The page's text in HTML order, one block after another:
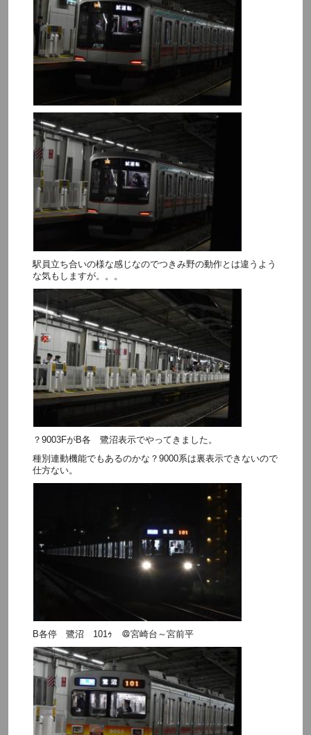
駅員立ち合いの様な感じなのでつきみ野の動作とは違うよう
な気もしますが。。。
？9003FがB各 鷺沼表示でやってきました。
種別連動機能でもあるのかな？9000系は裏表示できないので
仕方ない。
B各停 鷺沼 101ｩ ＠宮崎台～宮前平